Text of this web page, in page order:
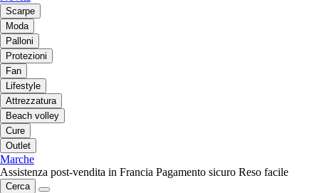
Scarpe
Moda
Palloni
Protezioni
Fan
Lifestyle
Attrezzatura
Beach volley
Cure
Outlet
Marche
Assistenza post-vendita in Francia Pagamento sicuro Reso facile
Cerca